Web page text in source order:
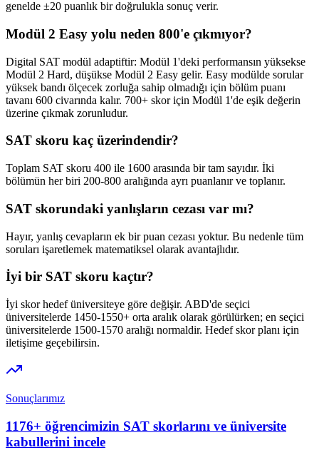
genelde ±20 puanlık bir doğrulukla sonuç verir.
Modül 2 Easy yolu neden 800'e çıkmıyor?
Digital SAT modül adaptiftir: Modül 1'deki performansın yüksekse
Modül 2 Hard, düşükse Modül 2 Easy gelir. Easy modülde sorular
yüksek bandı ölçecek zorluğa sahip olmadığı için bölüm puanı
tavanı 600 civarında kalır. 700+ skor için Modül 1'de eşik değerin
üzerine çıkmak zorunludur.
SAT skoru kaç üzerindendir?
Toplam SAT skoru 400 ile 1600 arasında bir tam sayıdır. İki
bölümün her biri 200-800 aralığında ayrı puanlanır ve toplanır.
SAT skorundaki yanlışların cezası var mı?
Hayır, yanlış cevapların ek bir puan cezası yoktur. Bu nedenle tüm
soruları işaretlemek matematiksel olarak avantajlıdır.
İyi bir SAT skoru kaçtır?
İyi skor hedef üniversiteye göre değişir. ABD'de seçici
üniversitelerde 1450-1550+ orta aralık olarak görülürken; en seçici
üniversitelerde 1500-1570 aralığı normaldir. Hedef skor planı için
iletişime geçebilirsin.
Sonuçlarımız
1176+ öğrencimizin SAT skorlarını ve üniversite
kabullerini incele